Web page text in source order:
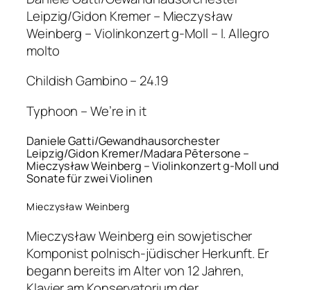
Leipzig/Gidon Kremer – Mieczysław
Weinberg – Violinkonzert g-Moll – I. Allegro
molto
Childish Gambino – 24.19
Typhoon – We’re in it
Daniele Gatti/Gewandhausorchester
Leipzig/Gidon Kremer/Madara Pētersone –
Mieczysław Weinberg – Violinkonzert g-Moll und
Sonate für zwei Violinen
Mieczysław Weinberg
Mieczysław Weinberg ein sowjetischer
Komponist polnisch-jüdischer Herkunft. Er
begann bereits im Alter von 12 Jahren,